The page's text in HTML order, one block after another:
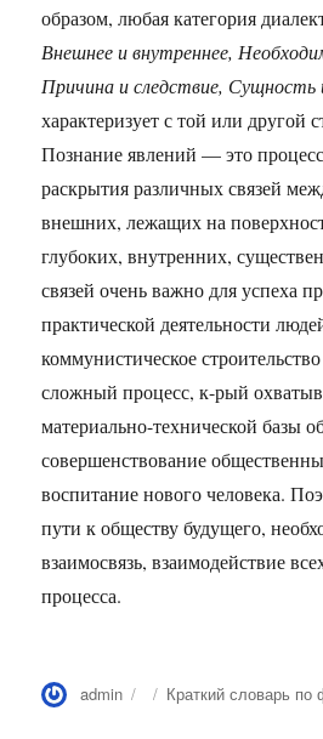
образом, любая категория
Внешнее и внутреннее,
Причина и следствие, Сущность
характеризует с той или другой
Познание явлений — это
раскрытия различных связей
внешних, лежащих на
глубоких, внутренних,
связей очень важно для успеха
практической деятельности
коммунистическое
сложный процесс, к-рый
материально-технической базы
совершенствование
воспитание нового человека.
пути к обществу будущего,
взаимосвязь, взаимодействие
процесса.
Автор
admin Опубликовано
Рубрики
Краткий словарь